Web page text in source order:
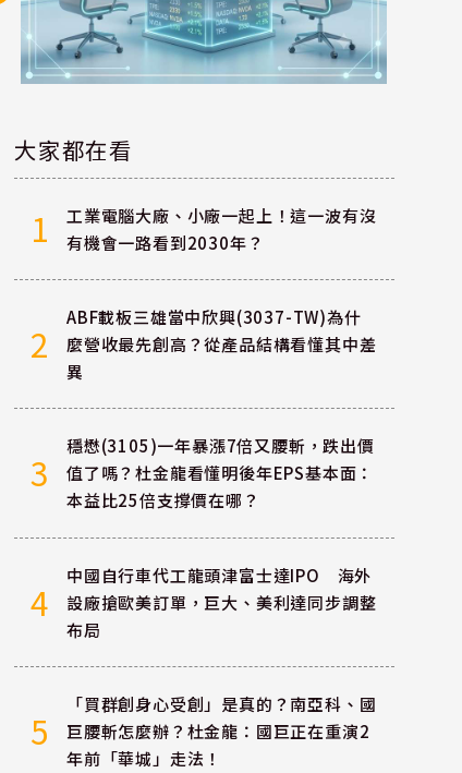
大家都在看
1
工業電腦大廠、小廠一起上！這一波有沒
有機會一路看到2030年？
2
ABF載板三雄當中欣興(3037-TW)為什
麼營收最先創高？從產品結構看懂其中差
異
3
穩懋(3105)一年暴漲7倍又腰斬，跌出價
值了嗎？杜金龍看懂明後年EPS基本面：
本益比25倍支撐價在哪？
4
中國自行車代工龍頭津富士達IPO 海外
設廠搶歐美訂單，巨大、美利達同步調整
布局
5
「買群創身心受創」是真的？南亞科、國
巨腰斬怎麼辦？杜金龍：國巨正在重演2
年前「華城」走法！